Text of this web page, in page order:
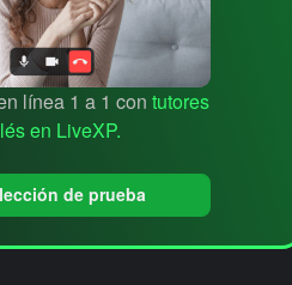
línea 1 a 1 con tutores
en LiveXP.
de prueba